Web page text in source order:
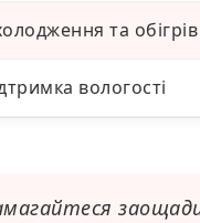
та обігрів
вологості